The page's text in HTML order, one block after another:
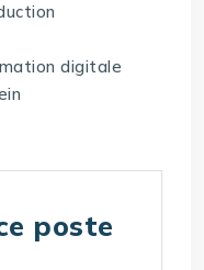
digitale
poste